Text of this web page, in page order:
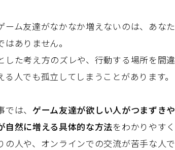
ーム友達がなかなか増えないのは、あな
はありません。
した考え方のズレや、行動する場所を間
る人でも孤立してしまうことがあります。
は、 ゲーム友達が欲しい人がつまずき
自然に増える具体的な方法をわかりやす
の人や、オンラインでの交流が苦手な人